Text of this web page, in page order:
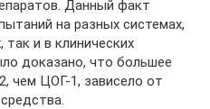
Данный факт
на разных системах,
так и в клинических
доказано, что большее
чем ЦОГ-1, зависело от